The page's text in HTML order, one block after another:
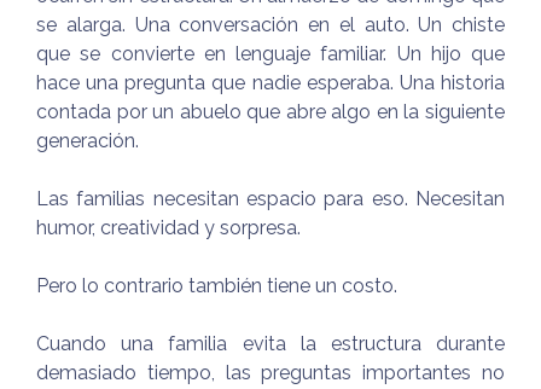
se alarga. Una conversación en el auto. Un chiste
que se convierte en lenguaje familiar. Un hijo que
hace una pregunta que nadie esperaba. Una historia
contada por un abuelo que abre algo en la siguiente
generación.
Las familias necesitan espacio para eso. Necesitan
humor, creatividad y sorpresa.
Pero lo contrario también tiene un costo.
Cuando una familia evita la estructura durante
demasiado tiempo, las preguntas importantes no